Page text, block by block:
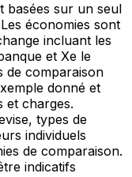
basées sur un seul
économies sont
incluant les
et Xe le
de comparaison
donné et
et charges.
types de
individuels
de comparaison.
indicatifs